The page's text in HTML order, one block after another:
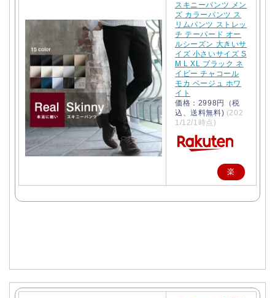
スキニーパンツ メン
ズ カラーパンツ ス
リムパンツ ストレッ
チ テーパード オー
ルシーズン 大きいサ
イズ 小さいサイズ S
M L XL ブラック ネ
イビー チャコール
モカ ベージュ ホワ
イト
価格：2998円（税
込、送料無料) (202
1/12/1時点)
楽
天